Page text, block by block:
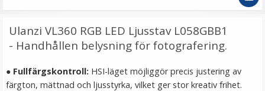
Adapter som anpassar Arca Swiss fäste till Manfrotto
kulleder
★★★★★
Ulanzi VL360 RGB LED Ljusstav L058GBB1
- Handhållen belysning för fotografering.
● Fullfärgskontroll: HSI-läget möjliggör precis justering av
färgton, mättnad och ljusstyrka, vilket ger stor kreativ frihet.